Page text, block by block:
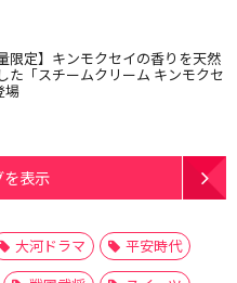
限定】キンモクセイの香りを天然
た「スチームクリーム キンモクセ
場
表示
大河ドラマ
平安時代